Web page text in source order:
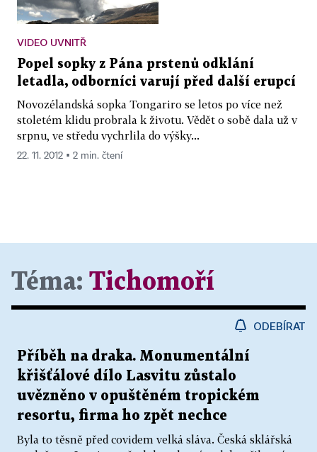
VIDEO UVNITŘ
Popel sopky z Pána prstenů odklání
letadla, odborníci varují před další erupcí
Novozélandská sopka Tongariro se letos po více než
stoletém klidu probrala k životu. Vědět o sobě dala už v
srpnu, ve středu vychrlila do výšky...
22. 11. 2012 ▪ 2 min. čtení
Téma: Tichomoří
ODEBÍRAT
Příběh na draka. Monumentální
křišťálové dílo Lasvitu zůstalo
uvězněno v opuštěném tropickém
resortu, firma ho zpět nechce
Byla to těsně před covidem velká sláva. Česká sklářská